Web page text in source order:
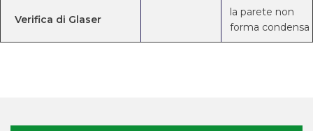
Verifica di Glaser
la parete non
forma condensa